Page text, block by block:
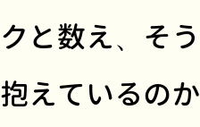
と数え、そ
えているの